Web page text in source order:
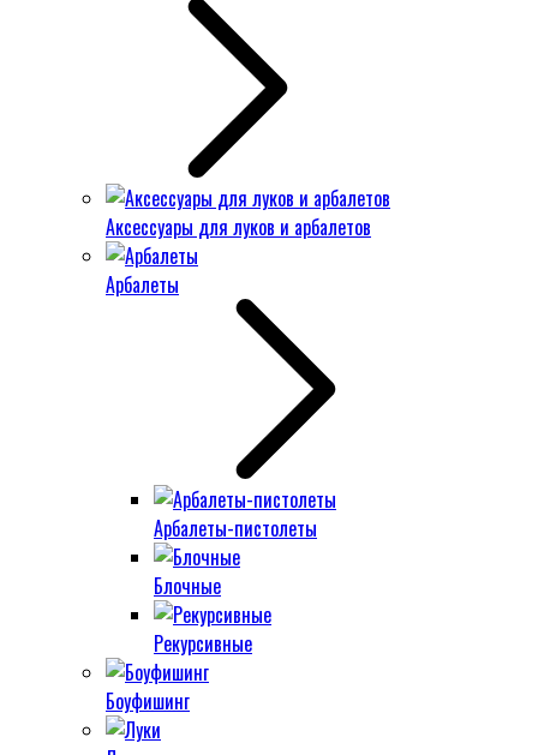
Аксессуары для луков и арбалетов
Арбалеты
Арбалеты-пистолеты
Блочные
Рекурсивные
Боуфишинг